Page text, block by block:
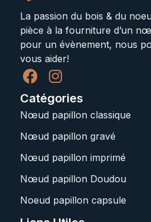
La passion du bois & du
pièce à la fourniture d’un
pour un évènement, nous
vous aider!
Catégories
Nœud papillon classique
Nœud papillon gravé
Nœud papillon imprimé
Nœud papillon Doudou
Noeud papillon capsule